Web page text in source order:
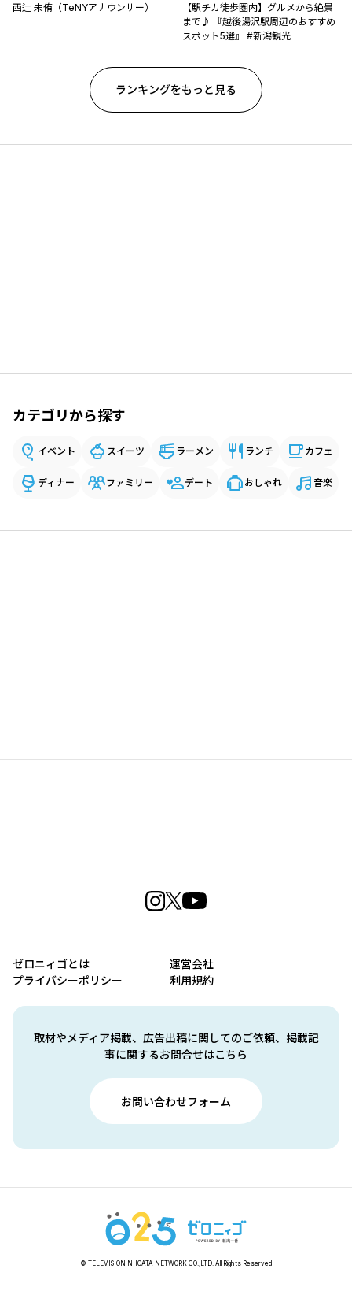
西辻 未侑（TeNYアナウンサー）
【駅チカ徒歩圏内】グルメから絶景
まで♪ 『越後湯沢駅周辺のおすすめ
スポット5選』 #新潟観光
ランキングをもっと見る
カテゴリから探す
イベント スイーツ ラーメン ランチ カフェ
ディナー ファミリー デート おしゃれ 音楽
取材やメディア掲載、広告出稿に関してのご依頼、掲載記
事に関するお問合せはこちら
お問い合わせフォーム
ゼロニィゴとは
運営会社
プライバシーポリシー
利用規約
© TELEVISION NIIGATA NETWORK CO.,LTD. All Rights Reserved